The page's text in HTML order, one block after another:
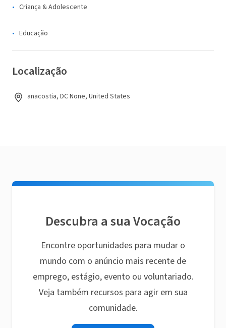
Criança & Adolescente
Educação
Localização
anacostia, DC None, United States
Descubra a sua Vocação
Encontre oportunidades para mudar o
mundo com o anúncio mais recente de
emprego, estágio, evento ou voluntariado.
Veja também recursos para agir em sua
comunidade.